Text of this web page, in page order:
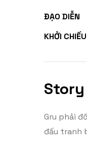
ĐẠO DIỄN
KHỞI CHIẾU
Gru phải
đấu tranh